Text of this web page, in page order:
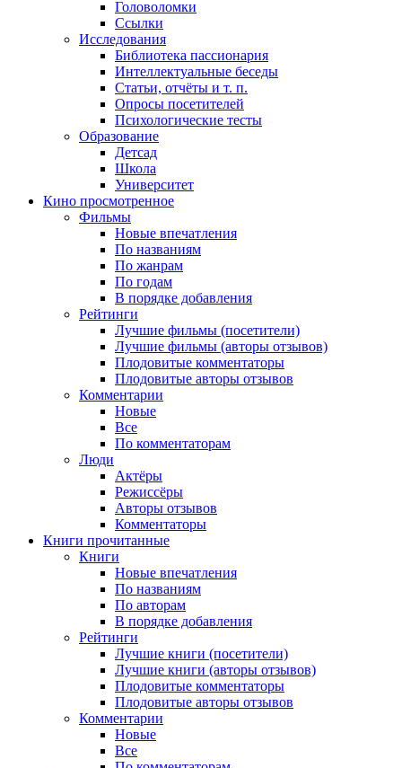
Головоломки
Ссылки
Исследования
Библиотека пассионария
Интеллектуальные беседы
Статьи, отчёты и т. п.
Опросы посетителей
Психологические тесты
Образование
Детсад
Школа
Университет
Кино просмотренное
Фильмы
Новые впечатления
По названиям
По жанрам
По годам
В порядке добавления
Рейтинги
Лучшие фильмы (посетители)
Лучшие фильмы (авторы отзывов)
Плодовитые комментаторы
Плодовитые авторы отзывов
Комментарии
Новые
Все
По комментаторам
Люди
Актёры
Режиссёры
Авторы отзывов
Комментаторы
Книги прочитанные
Книги
Новые впечатления
По названиям
По авторам
В порядке добавления
Рейтинги
Лучшие книги (посетители)
Лучшие книги (авторы отзывов)
Плодовитые комментаторы
Плодовитые авторы отзывов
Комментарии
Новые
Все